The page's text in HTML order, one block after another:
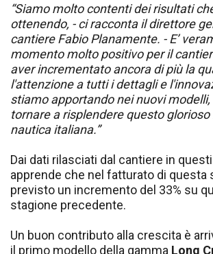
“Siamo molto contenti dei risultati
ottenendo, - ci racconta il direttore
cantiere Fabio Planamente. - E’
momento molto positivo per il
aver incrementato ancora di più la
l'attenzione a tutti i dettagli e
stiamo apportando nei nuovi
tornare a risplendere questo
nautica italiana.”
Dai dati rilasciati dal cantiere in
apprende che nel fatturato di questa
previsto un incremento del 33% su
stagione precedente.
Un buon contributo alla crescita è
il primo modello della gamma Long